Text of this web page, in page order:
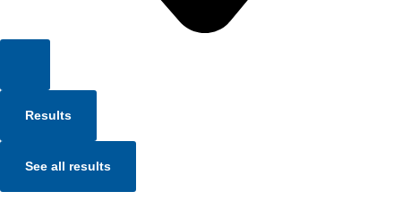
Results
See all results